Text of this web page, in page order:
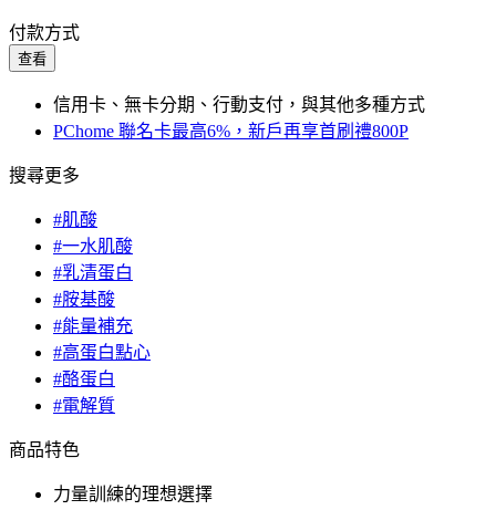
付款方式
查看
信用卡、無卡分期、行動支付，與其他多種方式
PChome 聯名卡最高6%，新戶再享首刷禮800P
搜尋更多
#肌酸
#一水肌酸
#乳清蛋白
#胺基酸
#能量補充
#高蛋白點心
#酪蛋白
#電解質
商品特色
力量訓練的理想選擇